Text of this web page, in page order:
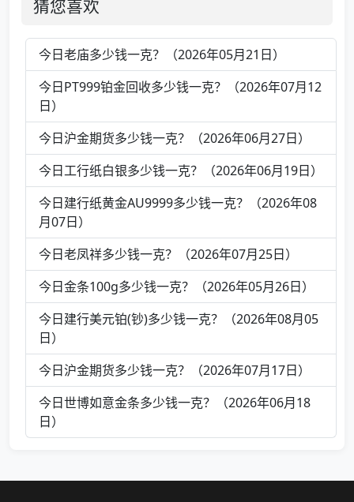
猜您喜欢
今日老庙多少钱一克？（2026年05月21日）
今日PT999铂金回收多少钱一克？（2026年07月12
日）
今日沪金期货多少钱一克？（2026年06月27日）
今日工行纸白银多少钱一克？（2026年06月19日）
今日建行纸黄金AU9999多少钱一克？（2026年08
月07日）
今日老凤祥多少钱一克？（2026年07月25日）
今日金条100g多少钱一克？（2026年05月26日）
今日建行美元铂(钞)多少钱一克？（2026年08月05
日）
今日沪金期货多少钱一克？（2026年07月17日）
今日世博如意金条多少钱一克？（2026年06月18
日）